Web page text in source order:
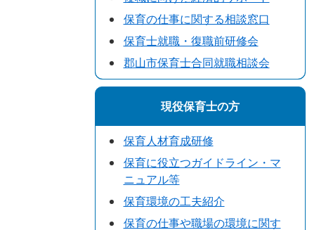
保育の仕事に関する相談窓口
保育士就職・復職前研修会
郡山市保育士合同就職相談会
現役保育士の方
保育人材育成研修
保育に役立つガイドライン・マ
ニュアル等
保育環境の工夫紹介
保育の仕事や職場の環境に関す